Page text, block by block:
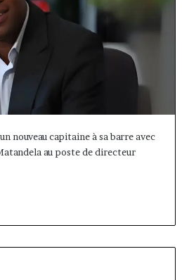
nouveau capitaine à sa barre avec
au poste de directeur